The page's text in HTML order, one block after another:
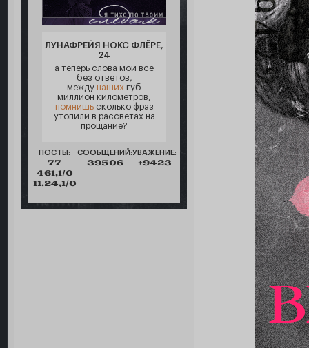
ЛУНАФРЕЙЯ НОКС ФЛЁРЕ,
24
а теперь слова мои все
без ответов,
между наших губ
миллион километров,
помнишьсколько фраз
утопили в рассветах на
прощание?
ПОСТЫ:
77
461,1/0
11.24,1/0
СООБЩЕНИЙ:
39506
УВАЖЕНИЕ:
+9423